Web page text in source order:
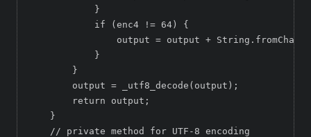
}
if (enc4 != 64) {
output = output +
}
}
output = _utf8_decode(output);
return output;
}
// private method for UTF-8 encoding